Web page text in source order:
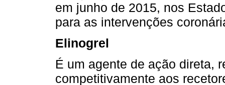
em junho de 2015, nos
para as intervenções
Elinogrel
É um agente de ação direta,
competitivamente aos